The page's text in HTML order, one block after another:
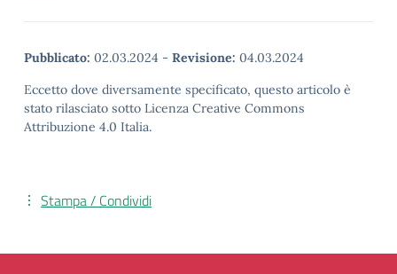
Pubblicato: 02.03.2024 - Revisione: 04.03.2024
Eccetto dove diversamente specificato, questo articolo è
stato rilasciato sotto Licenza Creative Commons
Attribuzione 4.0 Italia.
Stampa / Condividi